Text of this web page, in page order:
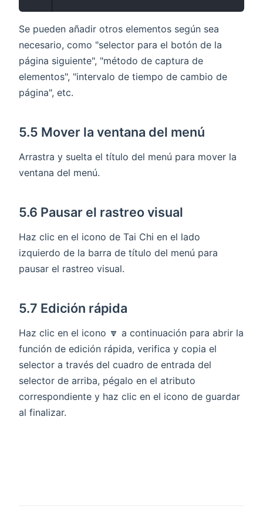
Se pueden añadir otros elementos según sea
necesario, como "selector para el botón de la
página siguiente", "método de captura de
elementos", "intervalo de tiempo de cambio de
página", etc.
5.5 Mover la ventana del menú
Arrastra y suelta el título del menú para mover la
ventana del menú.
5.6 Pausar el rastreo visual
Haz clic en el icono de Tai Chi en el lado
izquierdo de la barra de título del menú para
pausar el rastreo visual.
5.7 Edición rápida
Haz clic en el icono 🔽 a continuación para abrir la
función de edición rápida, verifica y copia el
selector a través del cuadro de entrada del
selector de arriba, pégalo en el atributo
correspondiente y haz clic en el icono de guardar
al finalizar.